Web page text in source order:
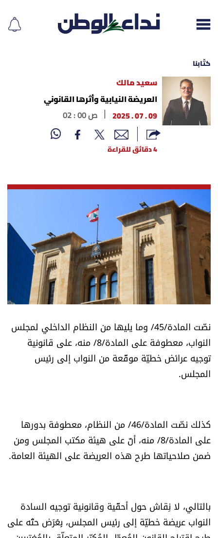
إقرأ الجريدة
لبنان
محليات
أسرار
متفرقات
نداء القرّاء
خاص الموقع
كتّابنا
تحت المجهر
اقتصاد
العالم
ثقافة وفنون
فصل من كتاب
كتّابنا
سعيد مالك
العريضة النيابية وأثرها القانوني
09 . 07 . 2025
02 : 00 ص
4 دقائق للقراءة
نصّت المادة/45/ وما يليها من النظام الداخلي لمجلس
النواب، معطوفة على المادة/8/ منه، على قانونية
توجيه عرائض خطيّة موقّعة من النواب إلى رئيس
المجلس.
كذلك نصّت المادة/46/ من النظام، معطوفة بدورها
على المادة/8/ منه، أنّ على هيئة مكتب المجلس ومن
ضمن صلاحياتها طرح هذه العريضة على الهيئة العامة.
بالتالي، لا نِقاش حول أحقّية وقانونية توجيه السادة
النواب عريضة خطيّة إلى رئيس المجلس، بِغَرَض حثّه على